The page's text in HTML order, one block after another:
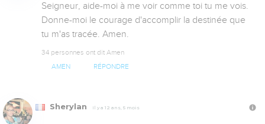
Seigneur, aide-moi à me voir comme toi tu me vois.
Donne-moi le courage d'accomplir la destinée que
tu m'as tracée. Amen.
34 personnes ont dit Amen
AMEN RÉPONDRE
Sherylan Il y a 12 ans, 5 mois